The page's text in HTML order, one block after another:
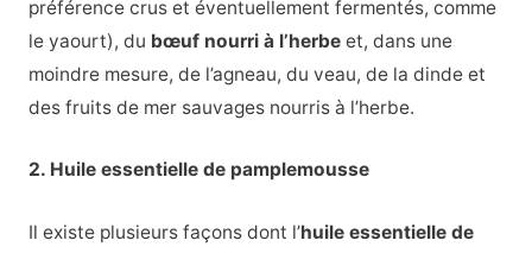
préférence crus et éventuellement fermentés, comme
le yaourt), du bœuf nourri à l’herbeet, dans une
moindre mesure, de l’agneau, du veau, de la dinde et
des fruits de mer sauvages nourris à l’herbe.
2. Huile essentielle de pamplemousse
Il existe plusieurs façons dont l’huile essentielle de